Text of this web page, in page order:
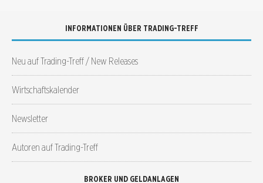
INFORMATIONEN ÜBER TRADING-TREFF
Neu auf Trading-Treff / New Releases
Wirtschaftskalender
Newsletter
Autoren auf Trading-Treff
BROKER UND GELDANLAGEN